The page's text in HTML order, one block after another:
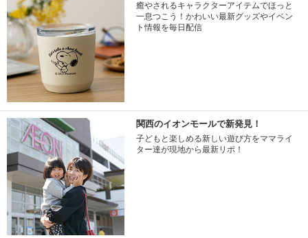
癒やされるキャラクターアイテムでほっと
一息つこう！かわいい最新グッズやイベン
ト情報を毎日配信
関西のイオンモールで新発見！
子どもと楽しめる新しい遊び方をママライ
ター達が現地から最新リポ！